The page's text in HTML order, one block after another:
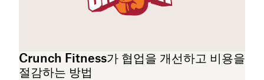
Crunch Fitness가 협업을 개선하고 비용을
절감하는 방법